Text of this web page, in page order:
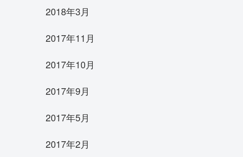
2018年3月
2017年11月
2017年10月
2017年9月
2017年5月
2017年2月